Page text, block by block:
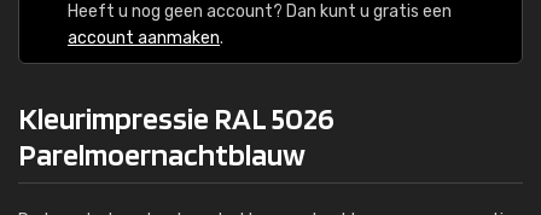
Heeft u nog geen account? Dan kunt u gratis een
account aanmaken.
Kleurimpressie RAL 5026
Parelmoernachtblauw